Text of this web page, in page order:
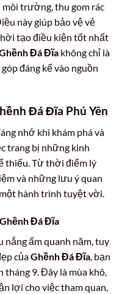
môi trường, thu gom rác
này giúp bảo vệ vẻ
tạo điều kiện tốt nhất
Đá Đĩa không chỉ là
đáng kể vào nguồn
Đá Đĩa Phú Yên
nhớ khi khám phá và
trang bị những kinh
thiếu. Từ thời điểm lý
và những lưu ý quan
hành trình tuyệt vời.
Đá Đĩa
nắng ấm quanh năm, tuy
củaGhềnh Đá Đĩa, bạn
9. Đây là mùa khô,
lợi cho việc tham quan,